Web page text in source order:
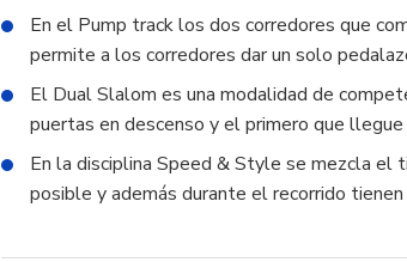
En el Pump track los dos corredores que
permite a los corredores dar un solo
El Dual Slalom es una modalidad de
puertas en descenso y el primero que
En la disciplina Speed & Style se mezcla el
posible y además durante el recorrido